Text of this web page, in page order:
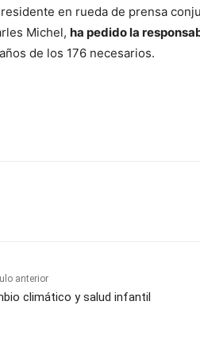
en rueda de prensa
Michel, ha pedido la
de los 176 necesarios.
anterior
climático y salud infantil